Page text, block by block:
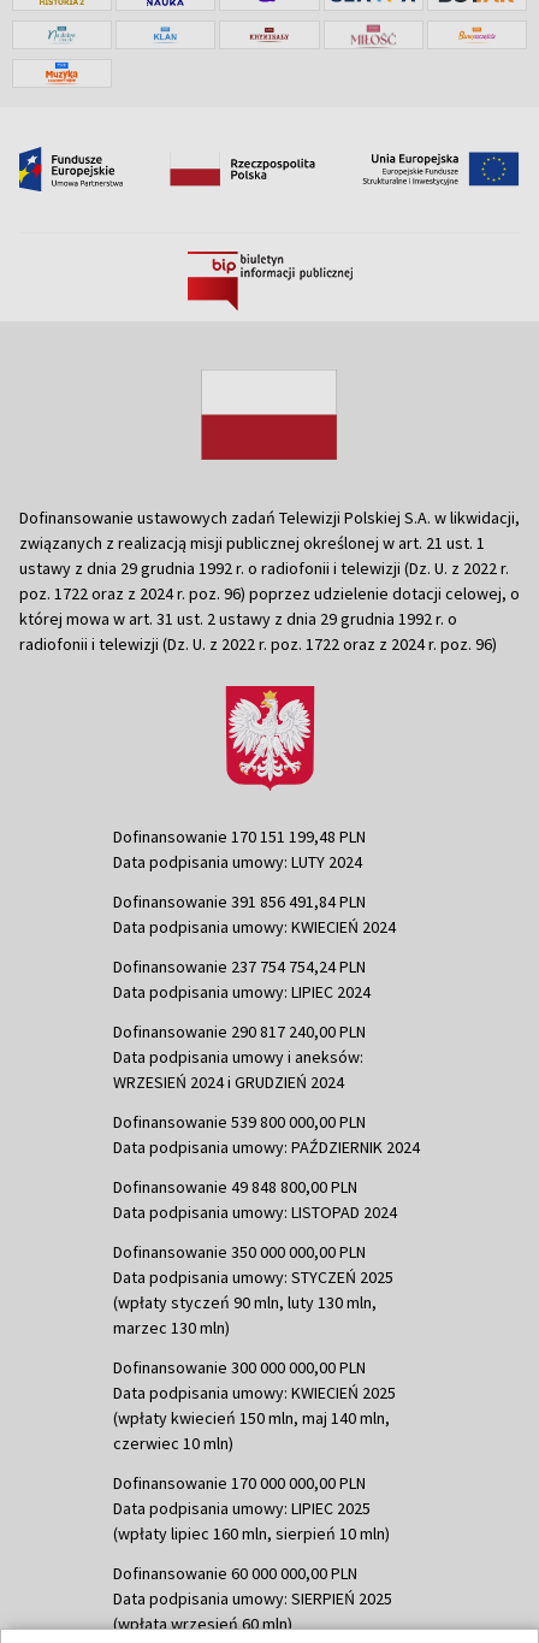
Dofinansowanie ustawowych zadań Telewizji Polskiej S.A. w likwidacji,
związanych z realizacją misji publicznej określonej w art. 21 ust. 1
ustawy z dnia 29 grudnia 1992 r. o radiofonii i telewizji (Dz. U. z 2022 r.
poz. 1722 oraz z 2024 r. poz. 96) poprzez udzielenie dotacji celowej, o
której mowa w art. 31 ust. 2 ustawy z dnia 29 grudnia 1992 r. o
radiofonii i telewizji (Dz. U. z 2022 r. poz. 1722 oraz z 2024 r. poz. 96)
Dofinansowanie 170 151 199,48 PLN
Data podpisania umowy: LUTY 2024
Dofinansowanie 391 856 491,84 PLN
Data podpisania umowy: KWIECIEŃ 2024
Dofinansowanie 237 754 754,24 PLN
Data podpisania umowy: LIPIEC 2024
Dofinansowanie 290 817 240,00 PLN
Data podpisania umowy i aneksów:
WRZESIEŃ 2024 i GRUDZIEŃ 2024
Dofinansowanie 539 800 000,00 PLN
Data podpisania umowy: PAŹDZIERNIK 2024
Dofinansowanie 49 848 800,00 PLN
Data podpisania umowy: LISTOPAD 2024
Dofinansowanie 350 000 000,00 PLN
Data podpisania umowy: STYCZEŃ 2025
(wpłaty styczeń 90 mln, luty 130 mln,
marzec 130 mln)
Dofinansowanie 300 000 000,00 PLN
Data podpisania umowy: KWIECIEŃ 2025
(wpłaty kwiecień 150 mln, maj 140 mln,
czerwiec 10 mln)
Dofinansowanie 170 000 000,00 PLN
Data podpisania umowy: LIPIEC 2025
(wpłaty lipiec 160 mln, sierpień 10 mln)
Dofinansowanie 60 000 000,00 PLN
Data podpisania umowy: SIERPIEŃ 2025
(wpłata wrzesień 60 mln)